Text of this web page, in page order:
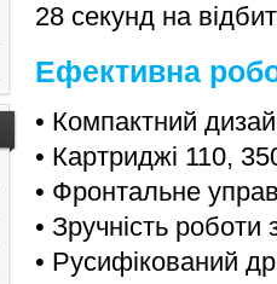
28 секунд на
Ефективна
• Компактний
• Картриджі 110,
• Фронтальне
• Зручність роботи
• Русифікований